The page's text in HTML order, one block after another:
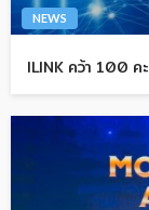
NEWS
ILINK คว้า 100